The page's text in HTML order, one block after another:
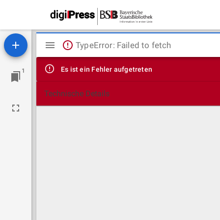
1
Mirador
Viewer
TypeError: Failed to fetch
Es ist ein Fehler aufgetreten
Technische Details